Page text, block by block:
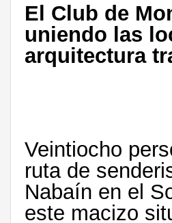
El Club de
uniendo las
arquitectura
Veintiocho
ruta de
Nabaín en el
este macizo